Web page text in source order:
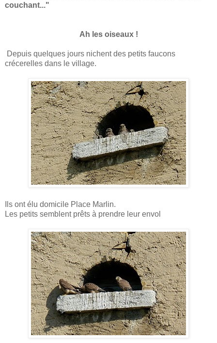
couchant..."
Ah les oiseaux !
Depuis quelques jours nichent des petits faucons
crécerelles dans le village.
Ils ont élu domicile Place Marlin.
Les petits semblent prêts à prendre leur envol